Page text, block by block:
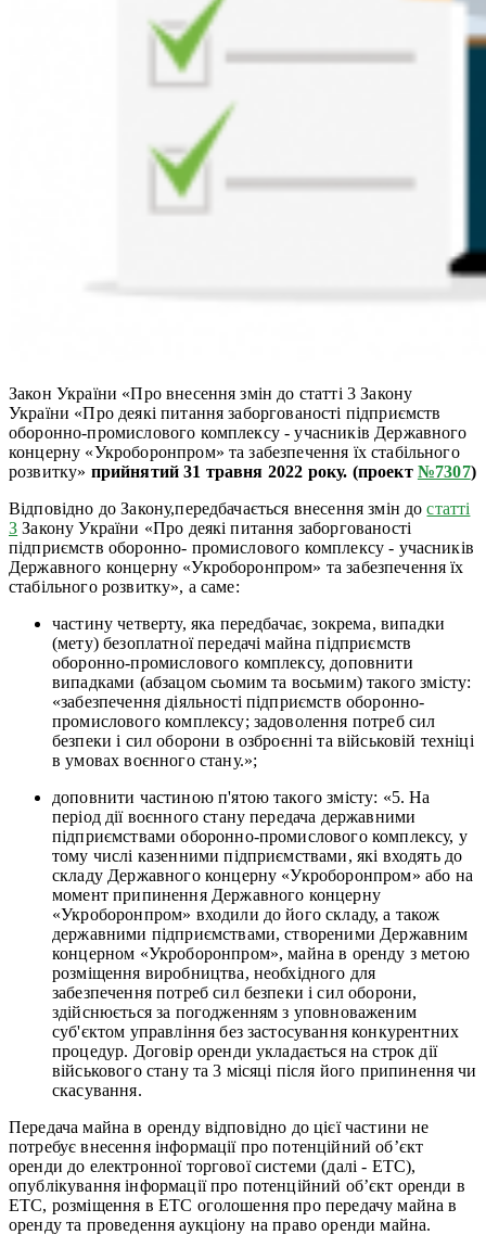
Закон України «Про внесення змін до статті 3 Закону
України «Про деякі питання заборгованості підприємств
оборонно-промислового комплексу - учасників Державного
концерну «Укроборонпром» та забезпечення їх стабільного
розвитку» прийнятий 31 травня 2022 року. (проект №7307)
Відповідно до Закону,передбачається внесення змін достатті
З Закону України «Про деякі питання заборгованості
підприємств оборонно- промислового комплексу - учасників
Державного концерну «Укроборонпром» та забезпечення їх
стабільного розвитку», а саме:
частину четверту, яка передбачає, зокрема, випадки
(мету) безоплатної передачі майна підприємств
оборонно-промислового комплексу, доповнити
випадками (абзацом сьомим та восьмим) такого змісту:
«забезпечення діяльності підприємств оборонно-
промислового комплексу; задоволення потреб сил
безпеки і сил оборони в озброєнні та військовій техніці
в умовах воєнного стану.»;
доповнити частиною п'ятою такого змісту: «5. На
період дії воєнного стану передача державними
підприємствами оборонно-промислового комплексу, у
тому числі казенними підприємствами, які входять до
складу Державного концерну «Укроборонпром» або на
момент припинення Державного концерну
«Укроборонпром» входили до його складу, а також
державними підприємствами, створеними Державним
концерном «Укроборонпром», майна в оренду з метою
розміщення виробництва, необхідного для
забезпечення потреб сил безпеки і сил оборони,
здійснюється за погодженням з уповноваженим
суб'єктом управління без застосування конкурентних
процедур. Договір оренди укладається на строк дії
військового стану та 3 місяці після його припинення чи
скасування.
Передача майна в оренду відповідно до цієї частини не
потребує внесення інформації про потенційний об’єкт
оренди до електронної торгової системи (далі - ETC),
опублікування інформації про потенційний об’єкт оренди в
ETC, розміщення в ETC оголошення про передачу майна в
оренду та проведення аукціону на право оренди майна.